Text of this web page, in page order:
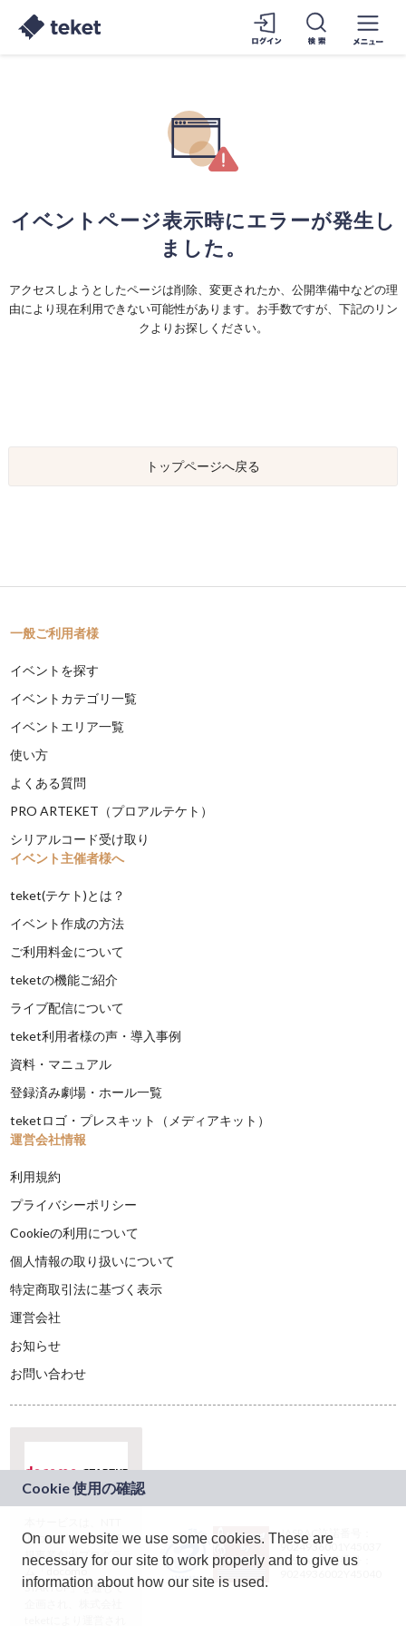
イベントページ表示時にエラーが発生し
ました。
アクセスしようとしたページは削除、変更されたか、公開準備中などの理
由により現在利用できない可能性があります。お手数ですが、下記のリン
クよりお探しください。
トップページへ戻る
一般ご利用者様
イベントを探す
イベントカテゴリ一覧
イベントエリア一覧
使い方
よくある質問
PRO ARTEKET（プロアルテケト）
シリアルコード受け取り
イベント主催者様へ
teket(テケト)とは？
イベント作成の方法
ご利用料金について
teketの機能ご紹介
ライブ配信について
teket利用者様の声・導入事例
資料・マニュアル
登録済み劇場・ホール一覧
teketロゴ・プレスキット（メディアキット）
運営会社情報
利用規約
プライバシーポリシー
Cookieの利用について
個人情報の取り扱いについて
特定商取引法に基づく表示
運営会社
お知らせ
お問い合わせ
ドコモグループの新
規事業創出プログラ
ム「docomo
STARTUP」を通じて
JASRAC許諾番号：
9024936001Y45037
JASRAC許諾番号：
On our website we use some cookies. These are
necessary for our site to work properly and to give us
information about how our site is used.